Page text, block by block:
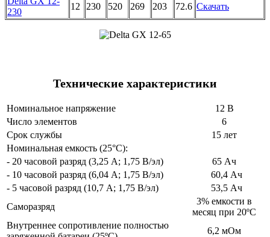
230
12 230 520 269 203 72.6 Скачать
Технические характеристики
Номинальное напряжение
12 В
Число элементов
6
Срок службы
15 лет
Номинальная емкость (25°С):
- 20 часовой разряд (3,25 А; 1,75 В/эл)
65 Ач
- 10 часовой разряд (6,04 А; 1,75 В/эл)
60,4 Ач
- 5 часовой разряд (10,7 А; 1,75 В/эл)
53,5 Ач
Саморазряд
3% емкости в
месяц при 20ºС
Внутреннее сопротивление полностью
6,2 мОм